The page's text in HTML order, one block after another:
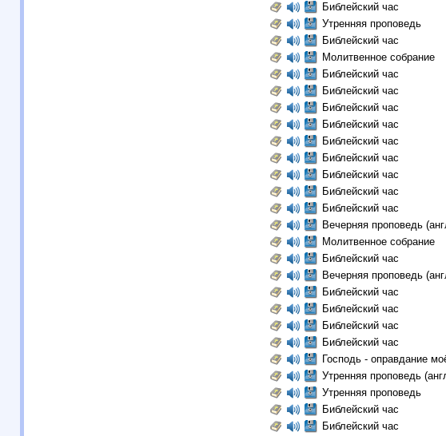
Библейский час
Утренняя проповедь
Библейский час
Молитвенное собрание
Библейский час
Библейский час
Библейский час
Библейский час
Библейский час
Библейский час
Библейский час
Библейский час
Библейский час
Вечерняя проповедь
Молитвенное собрание
Библейский час
Вечерняя проповедь
Библейский час
Библейский час
Библейский час
Библейский час
Господь - оправдание
Утренняя проповедь
Утренняя проповедь
Библейский час
Библейский час